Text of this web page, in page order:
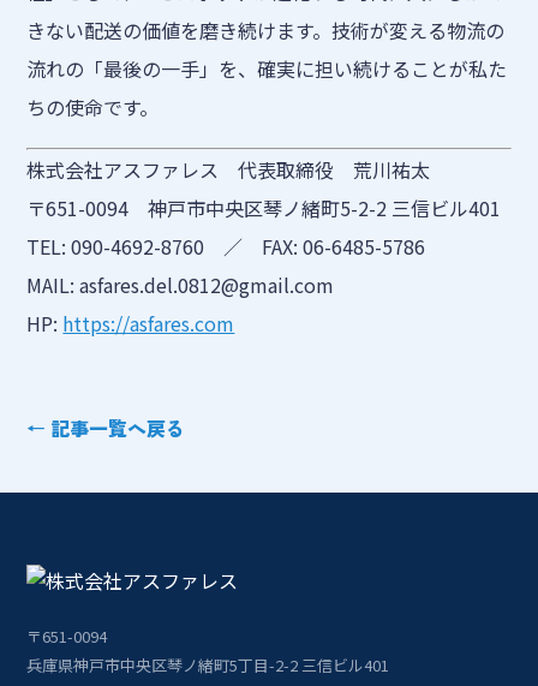
きない配送の価値を磨き続けます。技術が変える物流の
流れの「最後の一手」を、確実に担い続けることが私た
ちの使命です。
株式会社アスファレス 代表取締役 荒川祐太
〒651-0094 神戸市中央区琴ノ緒町5-2-2 三信ビル401
TEL: 090-4692-8760 ／ FAX: 06-6485-5786
MAIL: asfares.del.0812@gmail.com
HP: https://asfares.com
← 記事一覧へ戻る
〒651-0094
兵庫県神戸市中央区琴ノ緒町5丁目-2-2 三信ビル401